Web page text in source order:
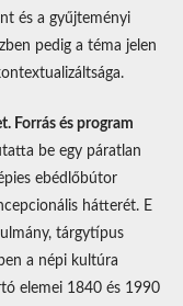
és a gyűjteményi
pedig a téma jelen
Forrás és program
be egy páratlan
ebédlőbútor
hátterét. E
tárgytípus
a népi kultúra
elemei 1840 és 1990